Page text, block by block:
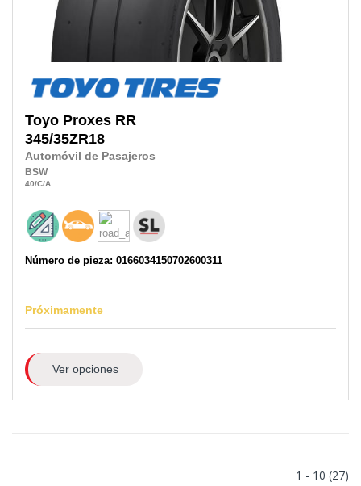
Toyo Proxes RR
345/35ZR18
Automóvil de Pasajeros
BSW
40/C/A
Número de pieza: 0166034150702600311
Próximamente
Ver opciones
1 - 10 (27)